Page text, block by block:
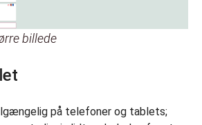
billede
på telefoner og tablets;